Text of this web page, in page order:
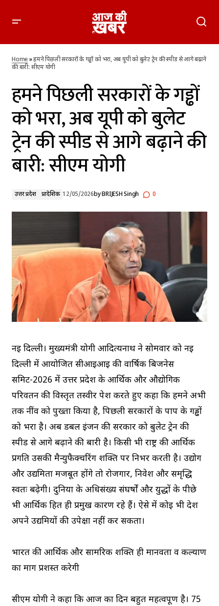
आगे बढ़ाने की बारी: सीएम योगी
Home»हमने पिछली सरकारों के गड्ढों को भरा, अब यूपी को बुलेट ट्रेन की स्पीड से आगे बढ़ाने
की बारी: सीएम योगी
हमने पिछली सरकारों के गड्ढों
को भरा, अब यूपी को बुलेट
ट्रेन की स्पीड से आगे बढ़ाने की
बारी: सीएम योगी
उत्तर प्रदेश प्रादेशिक 12/05/2026byBRIJESH Singh 0
नई दिल्ली। मुख्यमंत्री योगी आदित्यनाथ ने सोमवार को नई
दिल्ली में आयोजित सीआईआई की वार्षिक बिजनेस
समिट-2026 में उत्तर प्रदेश के आर्थिक और औद्योगिक
परिवर्तन की विस्तृत तस्वीर पेश करते हुए कहा कि हमने अभी
तक नींव को पुख्ता किया है, पिछली सरकारों के पाप के गड्ढों
को भरा है। अब डबल इंजन की सरकार को बुलेट ट्रेन की
स्पीड से आगे बढ़ाने की बारी है। किसी भी राष्ट्र की आर्थिक
प्रगति उसकी मैन्युफैक्चरिंग शक्ति पर निर्भर करती है। उद्योग
और उद्यमिता मजबूत होंगे तो रोजगार, निवेश और समृद्धि
स्वतः बढ़ेगी। दुनिया के अधिसंख्य संघर्षों और युद्धों के पीछे
भी आर्थिक हित ही प्रमुख कारण रहे हैं। ऐसे में कोई भी देश
अपने उद्यमियों की उपेक्षा नहीं कर सकता।
भारत की आर्थिक और सामरिक शक्ति ही मानवता व कल्याण
का मार्ग प्रशस्त करेगी
सीएम योगी ने कहा कि आज का दिन बहुत महत्वपूर्ण है। 75